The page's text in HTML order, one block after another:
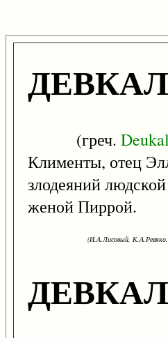
(греч.
Клименты, отец
злодеяний
женой Пиррой.
(И.А.Лисовый, К.А.Ревяко.